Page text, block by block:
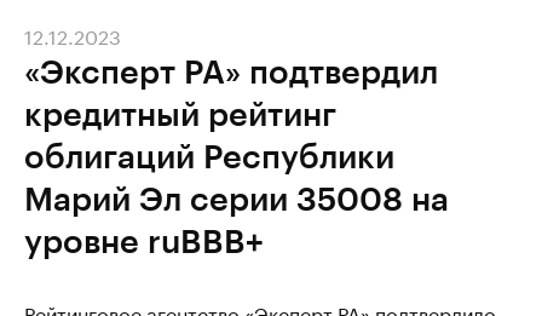
«Эксперт РА» подтвердил
кредитный рейтинг
облигаций Республики
Марий Эл серии 35008 на
уровне ruBBB+
12.12.2023